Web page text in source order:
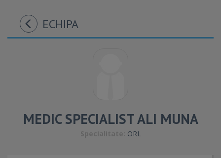
ECHIPA
MEDIC SPECIALIST ALI MUNA
ORL